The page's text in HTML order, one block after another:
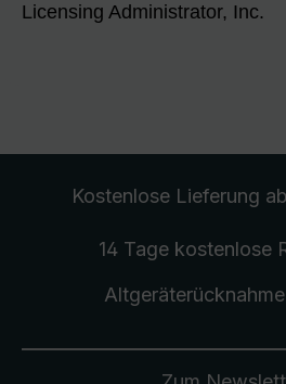
Licensing Administrator, Inc.
Kostenlose Lieferung
14 Tage kostenlose
Altgeräterücknahme